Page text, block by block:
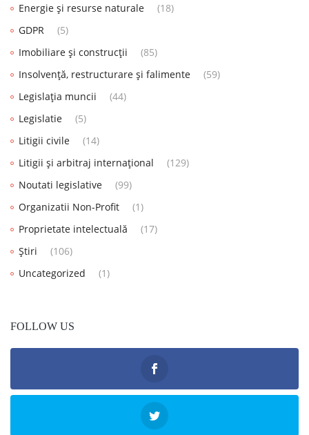
Energie și resurse naturale
(18)
GDPR
(5)
Imobiliare și construcții
(85)
Insolvență, restructurare și falimente
(59)
Legislația muncii
(44)
Legislatie
(5)
Litigii civile
(14)
Litigii și arbitraj internațional
(129)
Noutati legislative
(99)
Organizatii Non-Profit
(1)
Proprietate intelectuală
(17)
Știri
(106)
Uncategorized
(1)
FOLLOW US